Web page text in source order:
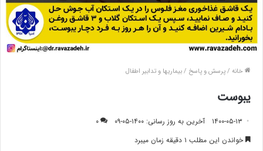
خانه /پرسش و پاسخ /بیماریها و تدابیر اطفال
یبوست
۱۴۰۰-۰۵-۱۳ آخرین به روز رسانی: ۱۴۰۰-۰۵-۰۹
۰
خواندن این مطلب ۱ دقیقه زمان میبرد